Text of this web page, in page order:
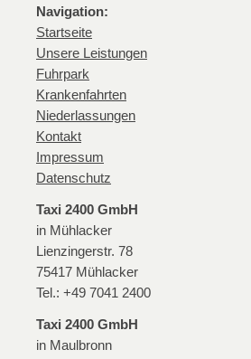
Navigation:
Startseite
Unsere Leistungen
Fuhrpark
Krankenfahrten
Niederlassungen
Kontakt
Impressum
Datenschutz
Taxi 2400 GmbH
in Mühlacker
Lienzingerstr. 78
75417 Mühlacker
Tel.: +49 7041 2400
Taxi 2400 GmbH
in Maulbronn